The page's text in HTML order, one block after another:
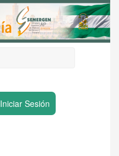
Iniciar Sesión